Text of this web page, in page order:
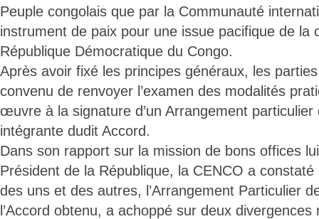
Peuple congolais que par la Communauté
instrument de paix pour une issue pacifique de la
République Démocratique du Congo.
Après avoir fixé les principes généraux, les
convenu de renvoyer l’examen des modalités
œuvre à la signature d’un Arrangement particulier
intégrante dudit Accord.
Dans son rapport sur la mission de bons offices
Président de la République, la CENCO a
des uns et des autres, l’Arrangement Particulier
l’Accord obtenu, a achoppé sur deux